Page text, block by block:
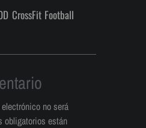
CrossFit Football
no será
obligatorios están